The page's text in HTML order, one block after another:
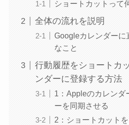
ショートカットって
全体の流れを説明
Googleカレンダーに
なこと
行動履歴をショートカ
ンダーに登録する方法
1：Appleのカレンダ
ーを同期させる
2：ショートカット